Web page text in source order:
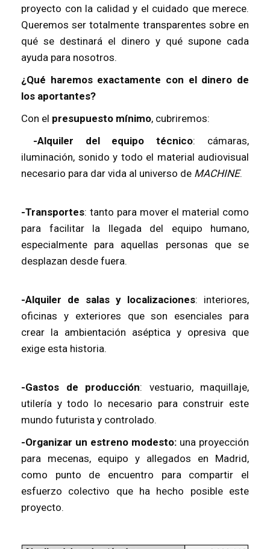
proyecto con la calidad y el cuidado que merece.
Queremos ser totalmente transparentes sobre en
qué se destinará el dinero y qué supone cada
ayuda para nosotros.
¿Qué haremos exactamente con el dinero de
los aportantes?
Con el presupuesto mínimo, cubriremos:
-Alquiler del equipo técnico: cámaras,
iluminación, sonido y todo el material audiovisual
necesario para dar vida al universo de MACHINE.
-Transportes: tanto para mover el material como
para facilitar la llegada del equipo humano,
especialmente para aquellas personas que se
desplazan desde fuera.
-Alquiler de salas y localizaciones: interiores,
oficinas y exteriores que son esenciales para
crear la ambientación aséptica y opresiva que
exige esta historia.
-Gastos de producción: vestuario, maquillaje,
utilería y todo lo necesario para construir este
mundo futurista y controlado.
-Organizar un estreno modesto: una proyección
para mecenas, equipo y allegados en Madrid,
como punto de encuentro para compartir el
esfuerzo colectivo que ha hecho posible este
proyecto.